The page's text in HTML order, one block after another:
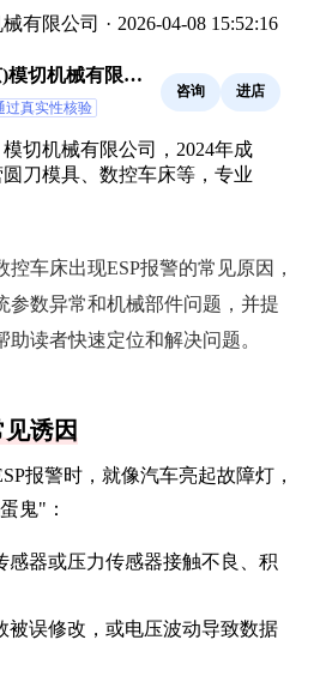
有限公司 · 2026-04-08 15:52:16
模切机械有限公
过真实性核验
咨询 进店
切机械有限公司，2024年成
刀模具、数控车床等，专业
控车床出现ESP报警的常见原因，
参数异常和机械部件问题，并提
读者快速定位和解决问题。
诱因
报警时，就像汽车亮起故障灯，
鬼"：
感器或压力传感器接触不良、积
被误修改，或电压波动导致数据